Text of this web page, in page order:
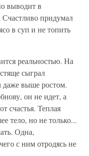
выводит в
Счастливо придумал
в суп и не топить
реальностью. На
сыграл
даже выше ростом.
он не идет, а
счастья. Теплая
тело, но не только...
Одна,
с ним отродясь не